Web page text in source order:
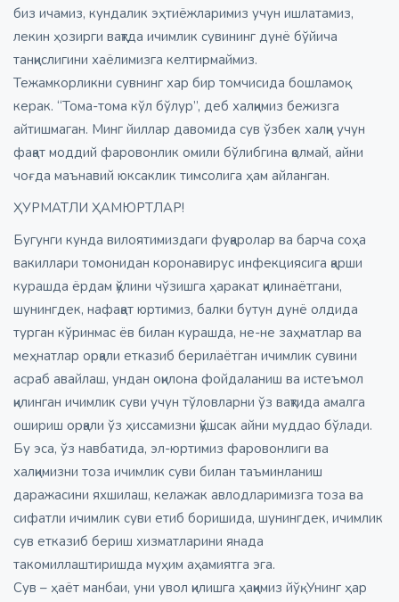
биз ичамиз, кундалик эҳтиёжларимиз учун ишлатамиз,
лекин ҳозирги вақтда ичимлик сувининг дунё бўйича
танқислигини хаёлимизга келтирмаймиз.
Тежамкорликни сувнинг хар бир томчисида бошламоқ
керак. “Тома-тома кўл бўлур”, деб халқимиз бежизга
айтишмаган. Минг йиллар давомида сув ўзбек халқи учун
фақат моддий фаровонлик омили бўлибгина қолмай, айни
чоғда маънавий юксаклик тимсолига ҳам айланган.
ҲУРМАТЛИ ҲАМЮРТЛАР!
Бугунги кунда вилоятимиздаги фуқаролар ва барча соҳа
вакиллари томонидан коронавирус инфекциясига қарши
курашда ёрдам қўлини чўзишга ҳаракат қилинаётгани,
шунингдек, нафақат юртимиз, балки бутун дунё олдида
турган кўринмас ёв билан курашда, не-не заҳматлар ва
меҳнатлар орқали етказиб берилаётган ичимлик сувини
асраб авайлаш, ундан оқилона фойдаланиш ва истеъмол
қилинган ичимлик суви учун тўловларни ўз вақтида амалга
ошириш орқали ўз ҳиссамизни қўшсак айни муддао бўлади.
Бу эса, ўз навбатида, эл-юртимиз фаровонлиги ва
халқимизни тоза ичимлик суви билан таъминланиш
даражасини яхшилаш, келажак авлодларимизга тоза ва
сифатли ичимлик суви етиб боришида, шунингдек, ичимлик
сув етказиб бериш хизматларини янада
такомиллаштиришда муҳим аҳамиятга эга.
Сув – ҳаёт манбаи, уни увол қилишга ҳаққимиз йўқ. Унинг ҳар